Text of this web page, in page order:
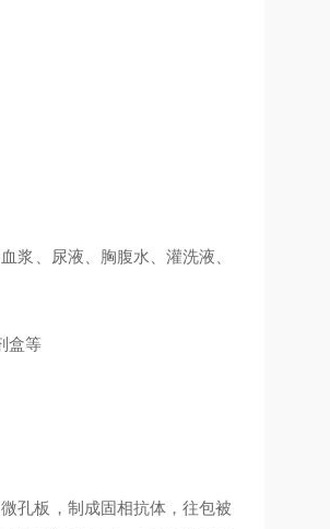
浆、尿液、胸腹水、灌洗液、
盒等
孔板，制成固相抗体，往包被